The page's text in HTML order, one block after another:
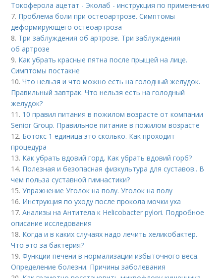
Токоферола ацетат - Эколаб - инструкция по применению
7. Проблема боли при остеоартрозе. Симптомы
деформирующего остеоартроза
8. Три заблуждения об артрозе. Три заблуждения
об артрозе
9. Как убрать красные пятна после прыщей на лице.
Симптомы постакне
10.Что нельзя и что можно есть на голодный желудок.
Правильный завтрак. Что нельзя есть на голодный
желудок?
11. 10 правил питания в пожилом возрасте от компании
Senior Group. Правильное питание в пожилом возрасте
12. Ботокс 1 единица это сколько. Как проходит
процедура
13. Как убрать вдовий горд. Как убрать вдовий горб?
14. Полезная и безопасная физкультура для суставов.. В
чем польза суставной гимнастики?
15.Упражнение Уголок на полу. Уголок на полу
16. Инструкция по уходу после прокола мочки уха
17.Анализы на Антитела к Helicobacter pylori. Подробное
описание исследования
18. Когда и в каких случаях надо лечить хеликобактер.
Что это за бактерия?
19.Функции печени в нормализации избыточного веса.
Определение болезни. Причины заболевания